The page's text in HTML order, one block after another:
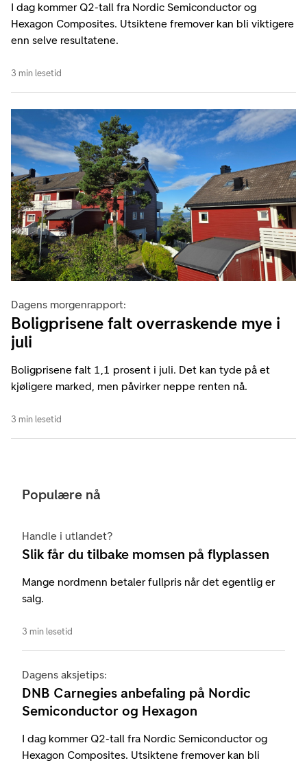
I dag kommer Q2-tall fra Nordic Semiconductor og
Hexagon Composites. Utsiktene fremover kan bli viktigere
enn selve resultatene.
3 min lesetid
Dagens morgenrapport:
Boligprisene falt overraskende mye i
juli
Boligprisene falt 1,1 prosent i juli. Det kan tyde på et
kjøligere marked, men påvirker neppe renten nå.
3 min lesetid
Populære nå
Handle i utlandet?
Slik får du tilbake momsen på flyplassen
Mange nordmenn betaler fullpris når det egentlig er
salg.
3 min lesetid
Dagens aksjetips:
DNB Carnegies anbefaling på Nordic
Semiconductor og Hexagon
I dag kommer Q2-tall fra Nordic Semiconductor og
Hexagon Composites. Utsiktene fremover kan bli